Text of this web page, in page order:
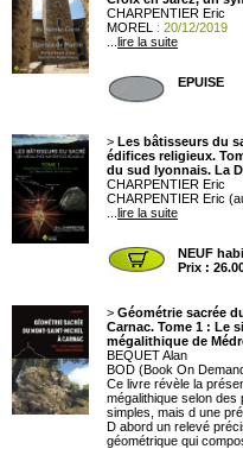
CHARPENTIER Eric
MOREL
: 20/12/2019
lire la suite
EPUISE
> Les bâtisseurs du
édifices religieux.
du sud lyonnais. La
CHARPENTIER Eric
CHARPENTIER Eric
lire la suite
NEUF
Prix :
> Géométrie sacrée
Carnac. Tome 1 : Le
mégalithique de
BEQUET Alan
BOD (Book On
Ce livre révèle la
mégalithique selon des
simples, mais d une
D abord un relevé
géométrique qui